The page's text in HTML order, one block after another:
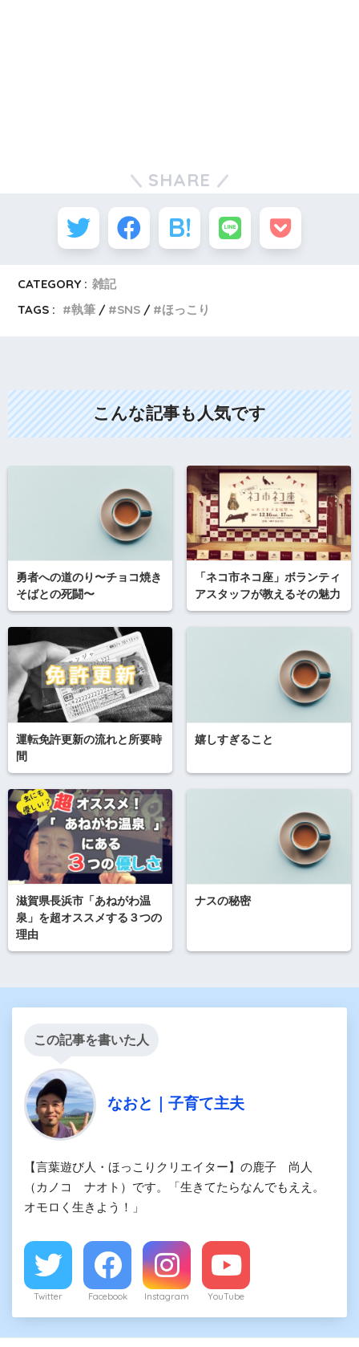
SHARE
CATEGORY : 雑記
TAGS :
執筆 SNS ほっこり
こんな記事も人気です
勇者への道のり〜チョコ焼き
そばとの死闘〜
「ネコ市ネコ座」ボランティ
アスタッフが教えるその魅力
運転免許更新の流れと所要時
間
嬉しすぎること
滋賀県長浜市「あねがわ温
泉」を超オススメする３つの
理由
ナスの秘密
この記事を書いた人
なおと｜子育て主夫
【言葉遊び人・ほっこりクリエイター】の鹿子 尚人
（カノコ ナオト）です。「生きてたらなんでもええ。
オモロく生きよう！」
Twitter Facebook Instagram YouTube